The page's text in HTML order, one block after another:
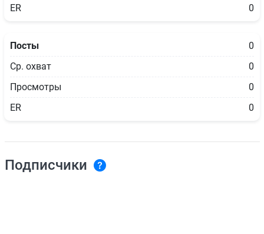
ER 0
Посты
0
Ср. охват
0
Просмотры
0
ER
0
Подписчики